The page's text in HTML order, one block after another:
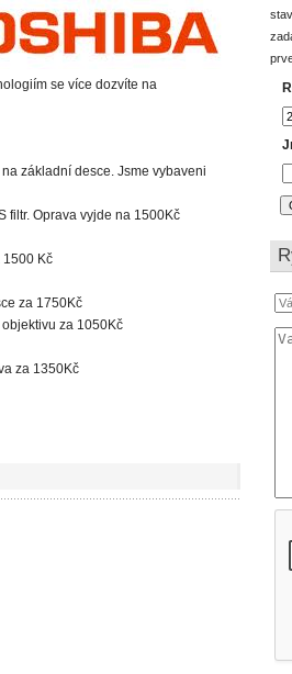
se více dozvíte na
základní desce. Jsme vybaveni
filtr. Oprava vyjde na 1500Kč
1500 Kč
za 1750Kč
za 1050Kč
za 1350Kč